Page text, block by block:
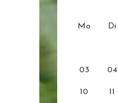
Mo Di
03 04
10 11